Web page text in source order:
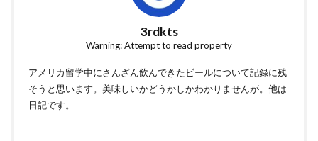
3rdkts
Warning: Attempt to read property
アメリカ留学中にさんざん飲んできたビールについて記録に残
そうと思います。美味しいかどうかしかわかりませんが。他は
日記です。